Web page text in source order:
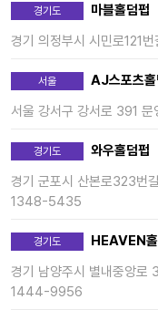
경기도
마블홀덤펍
경기 의정부시 시민로121
서울
AJ스포츠홀
서울 강서구 강서로 391
경기도
와우홀덤펍
경기 군포시 산본로323번
1348-5435
경기도
HEAVEN
경기 남양주시 별내중앙로
1444-9956